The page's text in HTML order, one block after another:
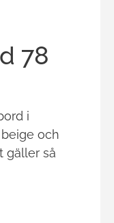
78
i
och
gäller så